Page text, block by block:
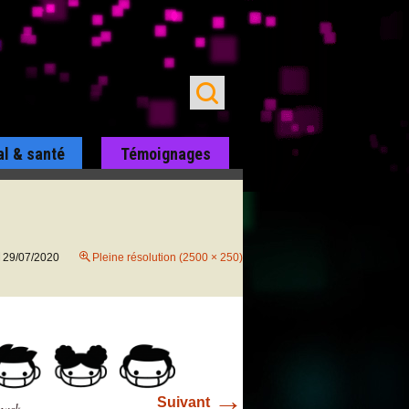
& santé Témoignages
29/07/2020 Pleine résolution (2500 × 250)
Suivant →